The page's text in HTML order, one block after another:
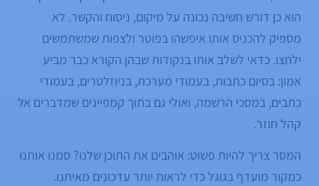
הוא כן דורש חשיבה נכונה על מיקום, ניסוח והקשר. לא
מספיק להכניס אותו איפשהו בפוטר ולצפות שמשתמשים
ילחצו. כדאי לשלב אותו בנקודות שבהן הקורא כבר מביע
אמון: בסיום כתבות, בעמודי מערכת, בניוזלטרים, בעמודי
כתבים, במסכי הרשמה, ואולי גם בתוך קמפיינים שמדברים אל
קהל חוזר.
המסר צריך להיות פשוט: אוהבים את התוכן שלנו? סמנו אותנו
כמקור מועדף בגוגל כדי לראות יותר עדכונים מאיתנו.